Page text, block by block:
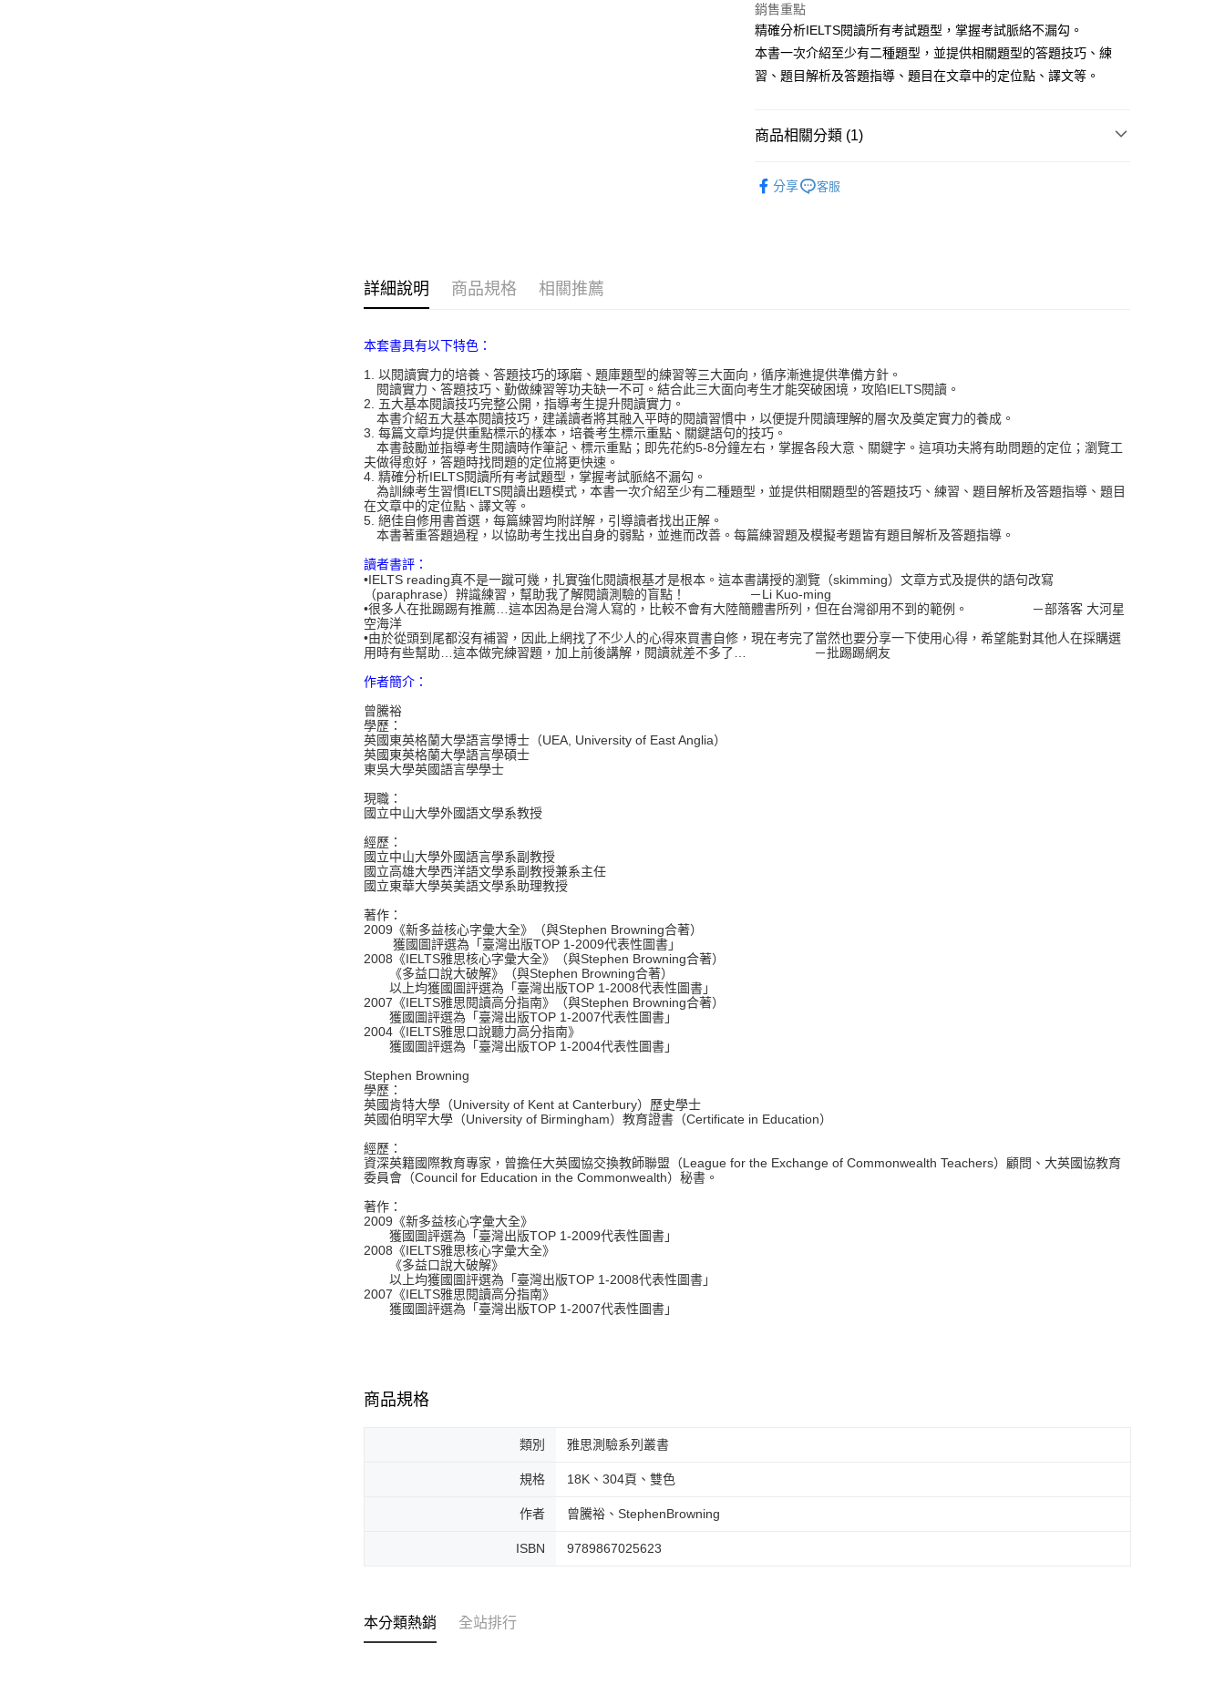
ATM付款
運送方式
每筆NT$80，滿NT$800(含以上)免運費
每筆NT$80，滿NT$800(含以上)免運費
銷售重點
精確分析IELTS閱讀所有考試題型，掌握考試脈絡不漏勾。
本書一次介紹至少有二種題型，並提供相關題型的答題技巧、練
習、題目解析及答題指導、題目在文章中的定位點、譯文等。
商品相關分類 (1)
分享
客服
詳細說明 商品規格 相關推薦
本套書具有以下特色：
1. 以閱讀實力的培養、答題技巧的琢磨、題庫題型的練習等三大面向，循序漸進提供準備方針。
閱讀實力、答題技巧、勤做練習等功夫缺一不可。結合此三大面向考生才能突破困境，攻陷IELTS閱讀。
2. 五大基本閱讀技巧完整公開，指導考生提升閱讀實力。
本書介紹五大基本閱讀技巧，建議讀者將其融入平時的閱讀習慣中，以便提升閱讀理解的層次及奠定實力的養成。
3. 每篇文章均提供重點標示的樣本，培養考生標示重點、關鍵語句的技巧。
本書鼓勵並指導考生閱讀時作筆記、標示重點；即先花約5-8分鐘左右，掌握各段大意、關鍵字。這項功夫將有助問題的定位；瀏覽工
夫做得愈好，答題時找問題的定位將更快速。
4. 精確分析IELTS閱讀所有考試題型，掌握考試脈絡不漏勾。
為訓練考生習慣IELTS閱讀出題模式，本書一次介紹至少有二種題型，並提供相關題型的答題技巧、練習、題目解析及答題指導、題目
在文章中的定位點、譯文等。
5. 絕佳自修用書首選，每篇練習均附詳解，引導讀者找出正解。
本書著重答題過程，以協助考生找出自身的弱點，並進而改善。每篇練習題及模擬考題皆有題目解析及答題指導。
讀者書評：
•IELTS reading真不是一蹴可幾，扎實強化閱讀根基才是根本。這本書講授的瀏覽（skimming）文章方式及提供的語句改寫
（paraphrase）辨識練習，幫助我了解閱讀測驗的盲點！ －Li Kuo-ming
•很多人在批踢踢有推薦…這本因為是台灣人寫的，比較不會有大陸簡體書所列，但在台灣卻用不到的範例。 －部落客 大河星
空海洋
•由於從頭到尾都沒有補習，因此上網找了不少人的心得來買書自修，現在考完了當然也要分享一下使用心得，希望能對其他人在採購選
用時有些幫助…這本做完練習題，加上前後講解，閱讀就差不多了… －批踢踢網友
作者簡介：
曾騰裕
學歷：
英國東英格蘭大學語言學博士（UEA, University of East Anglia）
英國東英格蘭大學語言學碩士
東吳大學英國語言學學士
現職：
國立中山大學外國語文學系教授
經歷：
國立中山大學外國語言學系副教授
國立高雄大學西洋語文學系副教授兼系主任
國立東華大學英美語文學系助理教授
著作：
2009《新多益核心字彙大全》（與Stephen Browning合著）
獲國圖評選為「臺灣出版TOP 1-2009代表性圖書」
2008《IELTS雅思核心字彙大全》（與Stephen Browning合著）
《多益口說大破解》（與Stephen Browning合著）
以上均獲國圖評選為「臺灣出版TOP 1-2008代表性圖書」
2007《IELTS雅思閱讀高分指南》（與Stephen Browning合著）
獲國圖評選為「臺灣出版TOP 1-2007代表性圖書」
2004《IELTS雅思口說聽力高分指南》
獲國圖評選為「臺灣出版TOP 1-2004代表性圖書」
Stephen Browning
學歷：
英國肯特大學（University of Kent at Canterbury）歷史學士
英國伯明罕大學（University of Birmingham）教育證書（Certificate in Education）
經歷：
資深英籍國際教育專家，曾擔任大英國協交換教師聯盟（League for the Exchange of Commonwealth Teachers）顧問、大英國協教育
委員會（Council for Education in the Commonwealth）秘書。
著作：
2009《新多益核心字彙大全》
獲國圖評選為「臺灣出版TOP 1-2009代表性圖書」
2008《IELTS雅思核心字彙大全》
《多益口說大破解》
以上均獲國圖評選為「臺灣出版TOP 1-2008代表性圖書」
2007《IELTS雅思閱讀高分指南》
獲國圖評選為「臺灣出版TOP 1-2007代表性圖書」
商品規格
類別 雅思測驗系列叢書
規格 18K、304頁、雙色
作者 曾騰裕、StephenBrowning
ISBN 9789867025623
本分類熱銷 全站排行